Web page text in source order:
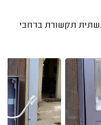
תקשורת ברחבי